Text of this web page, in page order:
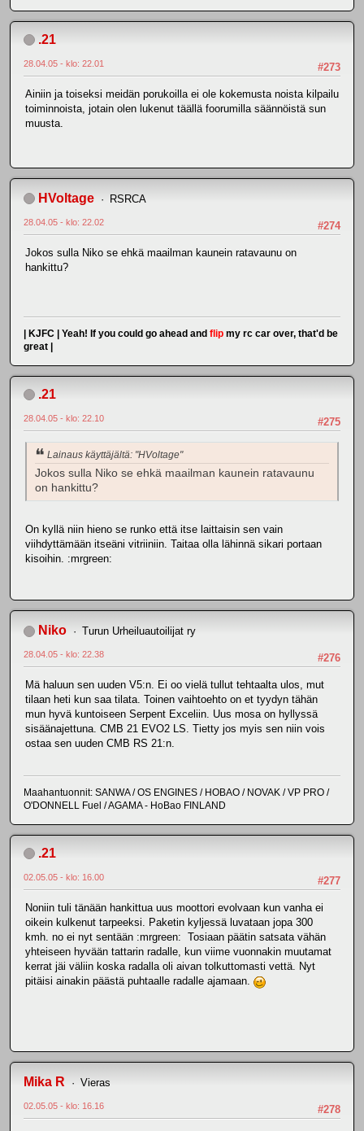
.21
#273
28.04.05 - klo: 22.01
Ainiin ja toiseksi meidän porukoilla ei ole kokemusta noista kilpailu
toiminnoista, jotain olen lukenut täällä foorumilla säännöistä sun
muusta.
HVoltage RSRCA
#274
28.04.05 - klo: 22.02
Jokos sulla Niko se ehkä maailman kaunein ratavaunu on
hankittu?
| KJFC | Yeah! If you could go ahead and flip my rc car over, that'd be
great |
.21
#275
28.04.05 - klo: 22.10
Lainaus käyttäjältä: "HVoltage"
Jokos sulla Niko se ehkä maailman kaunein ratavaunu
on hankittu?
On kyllä niin hieno se runko että itse laittaisin sen vain
viihdyttämään itseäni vitriiniin. Taitaa olla lähinnä sikari portaan
kisoihin. :mrgreen:
Niko Turun Urheiluautoilijat ry
#276
28.04.05 - klo: 22.38
Mä haluun sen uuden V5:n. Ei oo vielä tullut tehtaalta ulos, mut
tilaan heti kun saa tilata. Toinen vaihtoehto on et tyydyn tähän
mun hyvä kuntoiseen Serpent Exceliin. Uus mosa on hyllyssä
sisäänajettuna. CMB 21 EVO2 LS. Tietty jos myis sen niin vois
ostaa sen uuden CMB RS 21:n.
Maahantuonnit: SANWA / OS ENGINES / HOBAO / NOVAK / VP PRO /
O'DONNELL Fuel / AGAMA - HoBao FINLAND
.21
#277
02.05.05 - klo: 16.00
Noniin tuli tänään hankittua uus moottori evolvaan kun vanha ei
oikein kulkenut tarpeeksi. Paketin kyljessä luvataan jopa 300
kmh. no ei nyt sentään :mrgreen: Tosiaan päätin satsata vähän
yhteiseen hyvään tattarin radalle, kun viime vuonnakin muutamat
kerrat jäi väliin koska radalla oli aivan tolkuttomasti vettä. Nyt
pitäisi ainakin päästä puhtaalle radalle ajamaan.
Mika R Vieras
#278
02.05.05 - klo: 16.16